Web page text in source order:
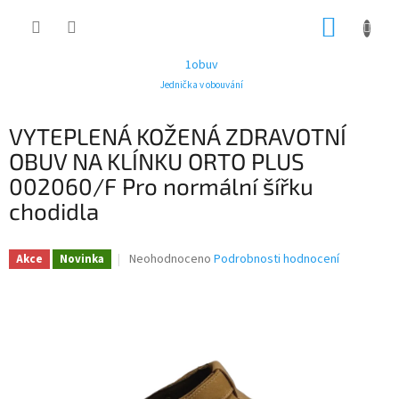
1obuv
Jednička v obouvání
VYTEPLENÁ KOŽENÁ ZDRAVOTNÍ
OBUV NA KLÍNKU ORTO PLUS
002060/F Pro normální šířku
chodidla
Akce Novinka
Průměrné
hvězdiček.
Neohodnoceno Podrobnosti hodnocení